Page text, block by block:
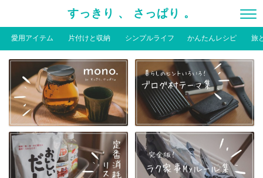
すっきり 、 さっぱり 。
愛用アイテム 片付けと収納 シンプルライフ かんたんレシピ 旅